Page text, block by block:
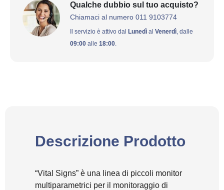
Qualche dubbio sul tuo acquisto?
Chiamaci al numero 011 9103774
Il servizio è attivo dal Lunedì al Venerdì, dalle
09:00 alle 18:00.
Descrizione Prodotto
“Vital Signs” è una linea di piccoli monitor
multiparametrici per il monitoraggio di